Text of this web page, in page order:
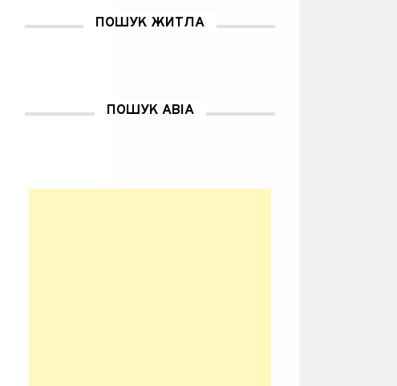
ПОШУК ЖИТЛА
ПОШУК АВІА